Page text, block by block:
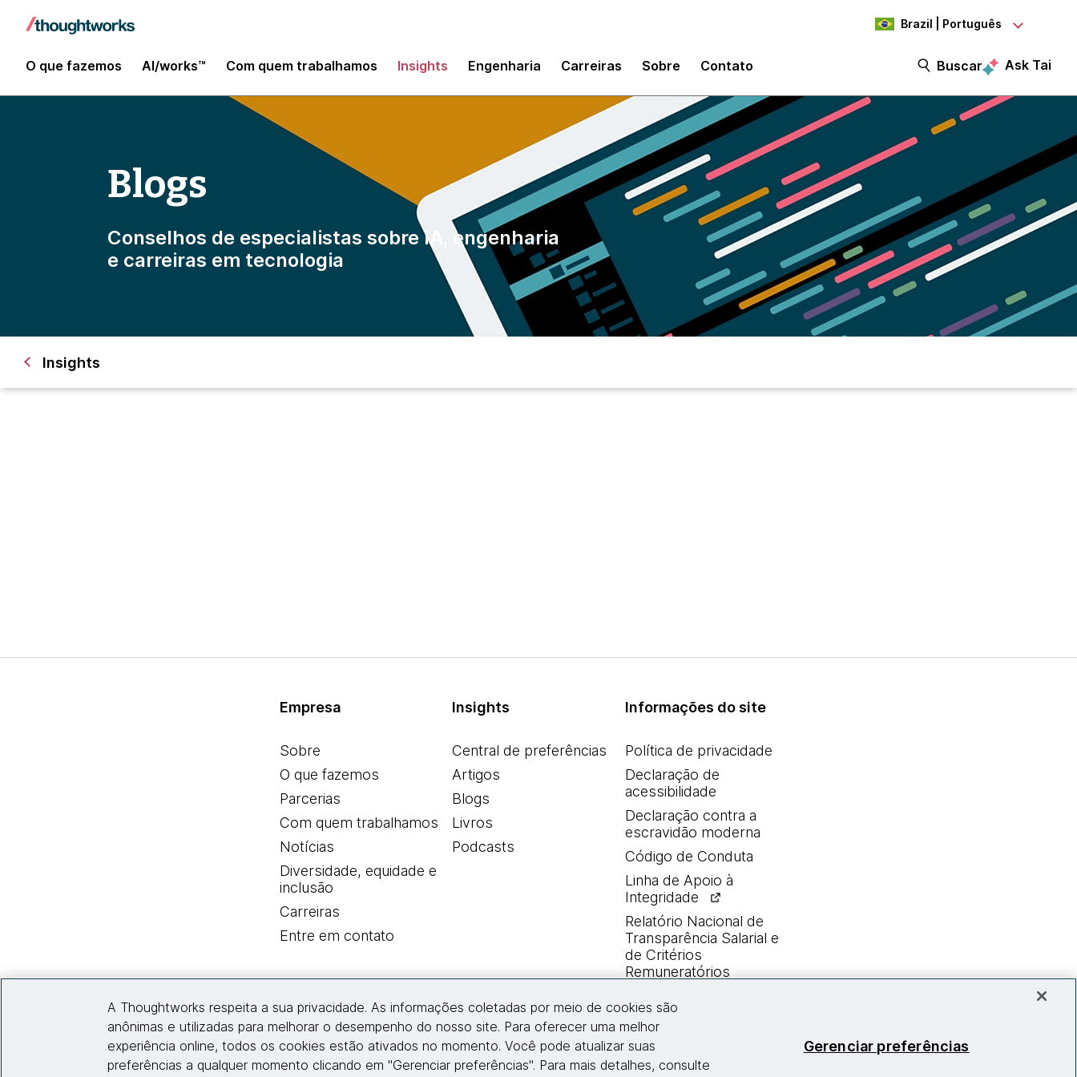
Brazil | Português
O que fazemos AI/works™ Com quem trabalhamos Insights Engenharia Carreiras Sobre Contato Buscar Ask Tai
Blogs
Conselhos de especialistas sobre IA, engenharia
e carreiras em tecnologia
Insights
Empresa
Sobre
O que fazemos
Parcerias
Com quem trabalhamos
Notícias
Diversidade, equidade e
inclusão
Carreiras
Entre em contato
Insights
Central de preferências
Artigos
Blogs
Livros
Podcasts
Informações do site
Política de privacidade
Declaração de
acessibilidade
Declaração contra a
escravidão moderna
Código de Conduta
Linha de Apoio à
Integridade
Relatório Nacional de
Transparência Salarial e
de Critérios
Remuneratórios
Entre em contato
A Thoughtworks respeita a sua privacidade. As informações coletadas por meio de cookies são
anônimas e utilizadas para melhorar o desempenho do nosso site. Para oferecer uma melhor
experiência online, todos os cookies estão ativados no momento. Você pode atualizar suas
preferências a qualquer momento clicando em "Gerenciar preferências". Para mais detalhes, consulte
Gerenciar preferências